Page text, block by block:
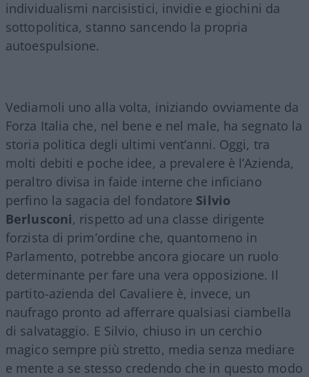
individualismi narcisistici, invidie e giochini da
sottopolitica, stanno sancendo la propria
autoespulsione.
Vediamoli uno alla volta, iniziando ovviamente da
Forza Italia che, nel bene e nel male, ha segnato la
storia politica degli ultimi vent’anni. Oggi, tra
molti debiti e poche idee, a prevalere è l’Azienda,
peraltro divisa in faide interne che inficiano
perfino la sagacia del fondatore Silvio
Berlusconi, rispetto ad una classe dirigente
forzista di prim’ordine che, quantomeno in
Parlamento, potrebbe ancora giocare un ruolo
determinante per fare una vera opposizione. Il
partito-azienda del Cavaliere è, invece, un
naufrago pronto ad afferrare qualsiasi ciambella
di salvataggio. E Silvio, chiuso in un cerchio
magico sempre più stretto, media senza mediare
e mente a se stesso credendo che in questo modo